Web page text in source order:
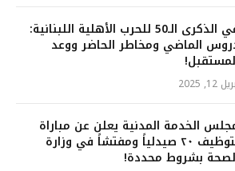
في الذكرى الـ50 للحرب الأهلية اللبنانية:
الماضي ومخاطر الحاضر ووعد
12, 2025
الخدمة المدنية يعلن عن مباراة
لتوظيف ٢٠ صيدلياً ومفتشاً في وزارة
بشروط محددة!